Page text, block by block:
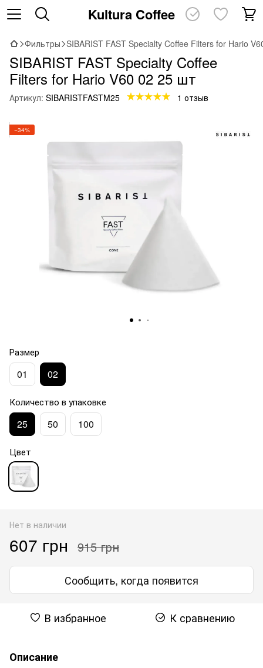
Kultura Coffee
Фильтры SIBARIST FAST Specialty Coffee Filters for Hario
SIBARIST FAST Specialty Coffee
Filters for Hario V60 02 25 шт
Артикул: SIBARISTFASTM25 1 отзыв
−34%
Размер
01 02
Количество в упаковке
25 50 100
Цвет
Нет в наличии
607 грн 915 грн
Сообщить, когда появится
В избранное К сравнению
Описание